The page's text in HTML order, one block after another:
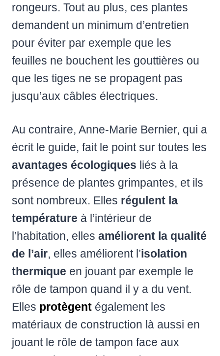
rongeurs. Tout au plus, ces plantes
demandent un minimum d’entretien
pour éviter par exemple que les
feuilles ne bouchent les gouttières ou
que les tiges ne se propagent pas
jusqu’aux câbles électriques.
Au contraire, Anne-Marie Bernier, qui a
écrit le guide, fait le point sur toutes les
avantages écologiques liés à la
présence de plantes grimpantes, et ils
sont nombreux. Elles régulent la
température à l’intérieur de
l’habitation, elles améliorent la qualité
de l’air, elles améliorent l’isolation
thermique en jouant par exemple le
rôle de tampon quand il y a du vent.
Elles protègent également les
matériaux de construction là aussi en
jouant le rôle de tampon face aux